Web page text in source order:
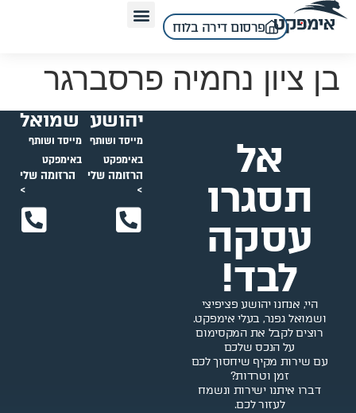
לתוכן
פרסום דירה בלוח
בן ציון נחמיה פרסברגר
אל
תסגרו
עסקה
לבד!
היי, אנחנו יהושע פציפיצי
ושמואל גפנר, בעלי אימפקט.
רוצים לקבל את המקסימום
על הנכס שלכם
עם שירות מקיף שיחסוך לכם
זמן וטרדות?
דברו איתנו ישירות ונשמח
לעזור לכם.
יהושע
מייסד ושותף
באימפקט
הרזומה שלי
>
שמואל
מייסד ושותף
באימפקט
הרזומה שלי
>